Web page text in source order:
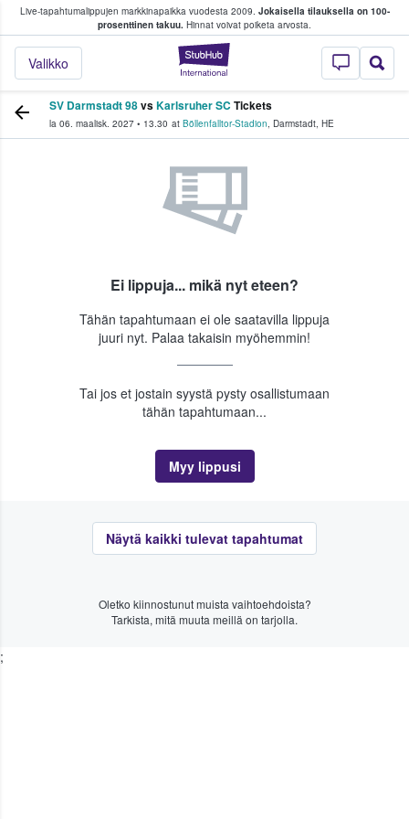
Live-tapahtumalippujen markkinapaikka vuodesta 2009. Jokaisella tilauksella on 100-
prosenttinen takuu. Hinnat voivat poiketa arvosta.
StubHub -
Valikko
fanit ostavat ja myyvät lippuja
SV Darmstadt 98vsKarlsruher SC Tickets
la 06. maalisk. 2027 • 13.30 at Böllenfalltor-Stadion, Darmstadt, HE
Ei lippuja... mikä nyt eteen?
Tähän tapahtumaan ei ole saatavilla lippuja
juuri nyt. Palaa takaisin myöhemmin!
Tai jos et jostain syystä pysty osallistumaan
tähän tapahtumaan...
Myy lippusi
Näytä kaikki tulevat tapahtumat
Oletko kiinnostunut muista vaihtoehdoista?
Tarkista, mitä muuta meillä on tarjolla.
;